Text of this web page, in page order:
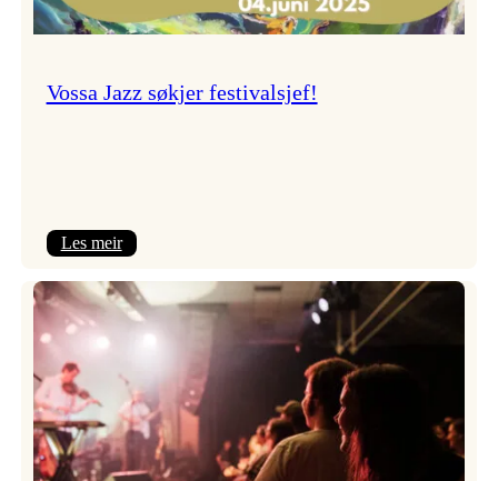
Vossa Jazz søkjer festivalsjef!
Les meir:
Jazz
søkjer